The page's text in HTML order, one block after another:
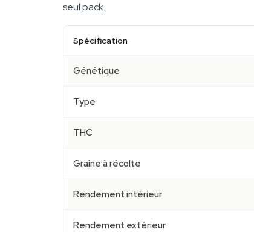
seul pack.
Spécification
Génétique
Type
THC
Graine à récolte
Rendement intérieur
Rendement extérieur